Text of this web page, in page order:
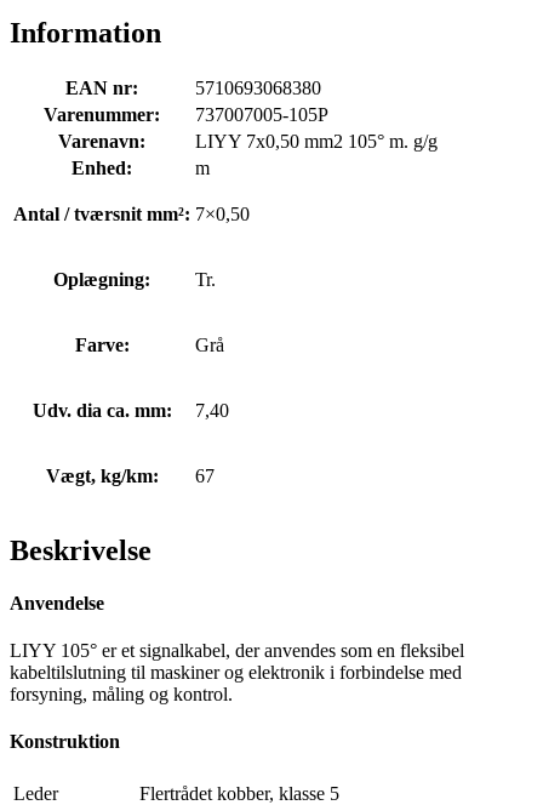
Information
EAN nr:
5710693068380
Varenummer:
737007005-105P
Varenavn:
LIYY 7x0,50 mm2 105° m. g/g
Enhed:
m
Antal / tværsnit mm²: 7×0,50
Oplægning: Tr.
Farve: Grå
Udv. dia ca. mm: 7,40
Vægt, kg/km: 67
Beskrivelse
Anvendelse
LIYY 105° er et signalkabel, der anvendes som en fleksibel
kabeltilslutning til maskiner og elektronik i forbindelse med
forsyning, måling og kontrol.
Konstruktion
Leder
Flertrådet kobber, klasse 5